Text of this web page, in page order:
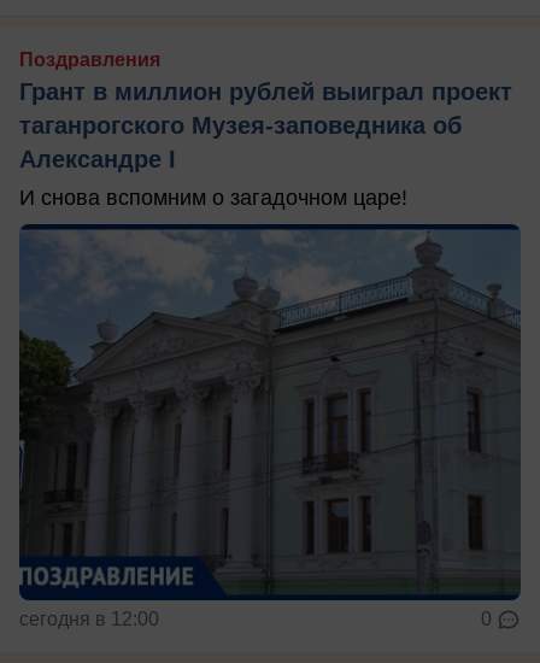
Поздравления
Грант в миллион рублей выиграл проект
таганрогского Музея-заповедника об
Александре I
И снова вспомним о загадочном царе!
сегодня в 12:00 0